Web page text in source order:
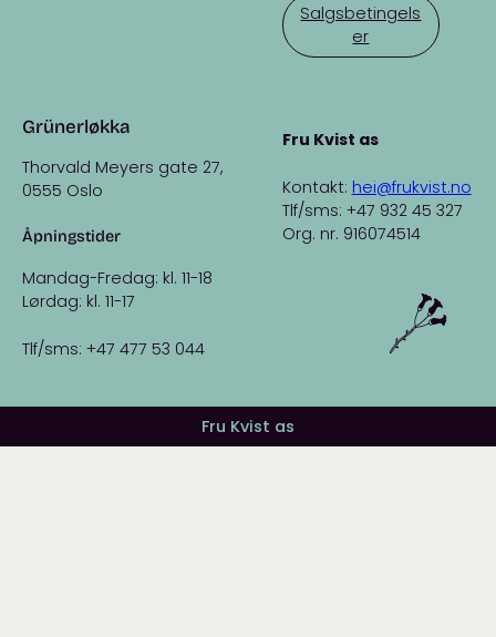
Grünerløkka
Thorvald Meyers gate 27,
0555 Oslo
Åpningstider
Mandag-Fredag: kl. 11-18
Lørdag: kl. 11-17
Tlf/sms: +47 477 53 044
Salgsbetingels
er
Fru Kvist as
Kontakt: hei@frukvist.no
Tlf/sms: +47 932 45 327
Org. nr. 916074514
Fru Kvist as